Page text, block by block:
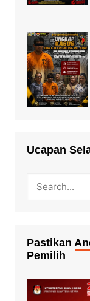
Ucapan
Pastikan
Pemilih